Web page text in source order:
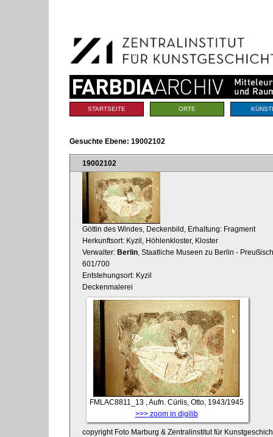
Navigation
Sektionen
STARTSEITE ORTE
Gesuchte Ebene: 19002102
19002102
Göttin des Windes, Deckenbild, Erhaltung: Fragment
Herkunftsort: Kyzil, Höhlenkloster, Kloster
Verwalter: Berlin , Staatliche Museen zu Berlin -
601/700
Entstehungsort: Kyzil
Deckenmalerei
FMLAC8811_13
, Aufn. Cürlis, Otto, 1943/1945
>>> zoom in digilib
copyright Foto Marburg & Zentralinstitut für